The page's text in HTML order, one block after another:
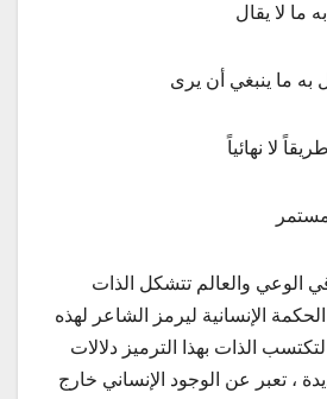
ما لا يقال
به ما ينبغي أن يرى
لا نهائياً
مستمر
الوعي والعالم تتشكل الذات
الإنسانية ليرمز الشاعر لهذه
الذات بهذا الترميز دلالات
، تعبر عن الوجود الإنساني خارج